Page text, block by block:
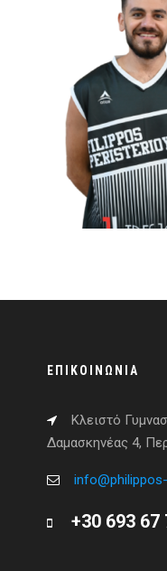
ΕΠΙΚΟΙΝΩΝΊΑ
Κλειστό
Δαμασκηνέας 4,
+30 693 67